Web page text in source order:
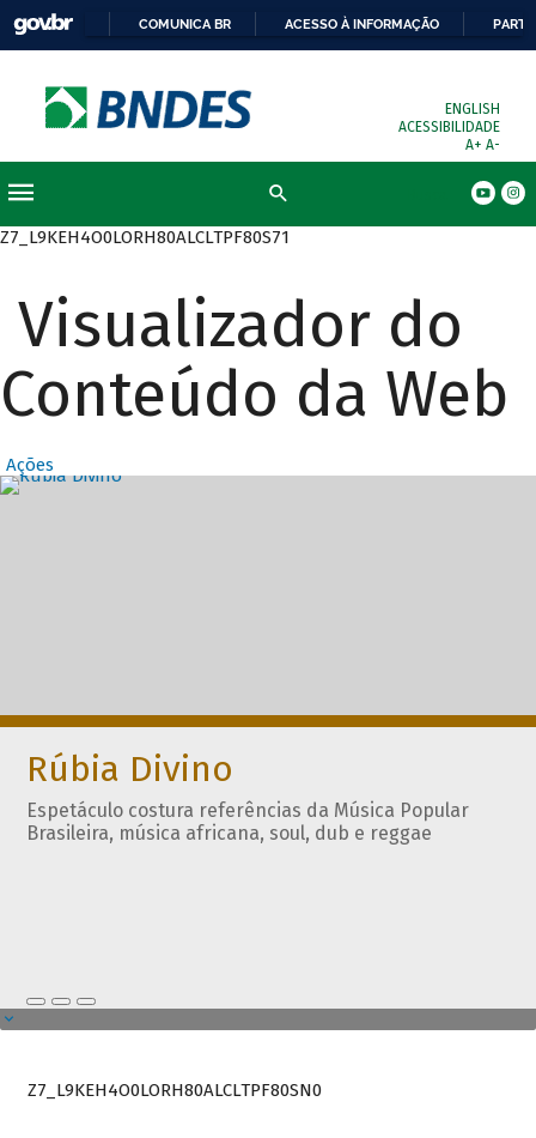
COMUNICA BR ACESSO À INFORMAÇÃO
ENGLISH
ACESSIBILIDADE
A+ A-
Z7_L9KEH4O0LORH80ALCLTPF80S71
Visualizador do
Conteúdo da Web
Ações
Destaques
Rúbia Divino
Espetáculo costura referências da Música Popular
Brasileira, música africana, soul, dub e reggae
Z7_L9KEH4O0LORH80ALCLTPF80SN0